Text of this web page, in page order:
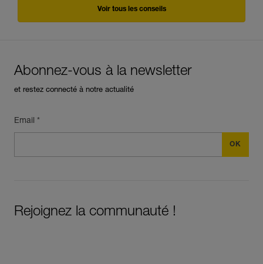
Voir tous les conseils
Abonnez-vous à la newsletter
et restez connecté à notre actualité
Email *
Rejoignez la communauté !